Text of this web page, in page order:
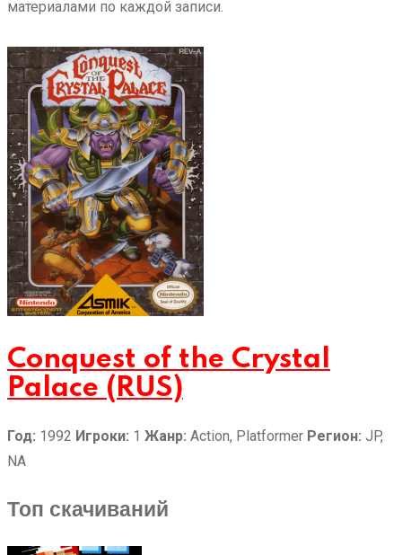
материалами по каждой записи.
Conquest of the Crystal
Palace (RUS)
Год: 1992 Игроки: 1 Жанр: Action, Platformer Регион: JP,
NA
Топ скачиваний